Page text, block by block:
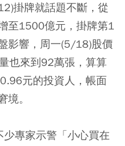
掛牌就話題不斷，從
至1500億元，掛牌第1
影響，周一(5/18)股價
也來到92萬張，算算
元的投資人，帳面
。
專家示警「小心買在